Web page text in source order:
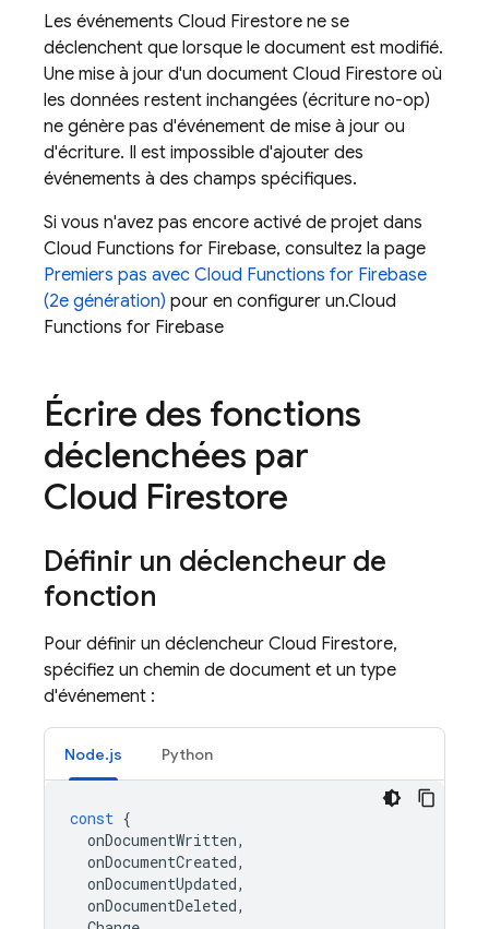
Les événements Cloud Firestore ne se
déclenchent que lorsque le document est modifié.
Une mise à jour d'un document Cloud Firestore où
les données restent inchangées (écriture no-op)
ne génère pas d'événement de mise à jour ou
d'écriture. Il est impossible d'ajouter des
événements à des champs spécifiques.
Si vous n'avez pas encore activé de projet dans
Cloud Functions for Firebase, consultez la page
Premiers pas avec Cloud Functions for Firebase
(2e génération) pour en configurer un.Cloud
Functions for Firebase
Écrire des fonctions
déclenchées par
Cloud Firestore
Définir un déclencheur de
fonction
Pour définir un déclencheur Cloud Firestore,
spécifiez un chemin de document et un type
d'événement :
Node.js Python
const {
onDocumentWritten,
onDocumentCreated,
onDocumentUpdated,
onDocumentDeleted,